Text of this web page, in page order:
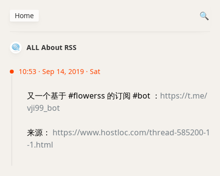
ALL About RSS
10:53 · Sep 14, 2019 · Sat
又一个基于 #flowerss 的订阅 #bot ： https://t.me/
vji99_bot
来源： https://www.hostloc.com/thread-585200-1
-1.html
Home